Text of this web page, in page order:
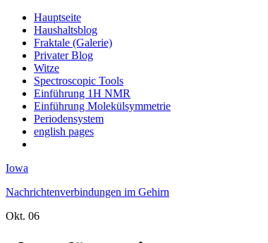
Hauptseite
Haushaltsblog
Fraktale (Galerie)
Privater Blog
Witze
Spectroscopic Tools
Einführung 1H NMR
Einführung Molekülsymmetrie
Periodensystem
english pages
Iowa
Nachrichtenverbindungen im Gehirn
Okt. 06